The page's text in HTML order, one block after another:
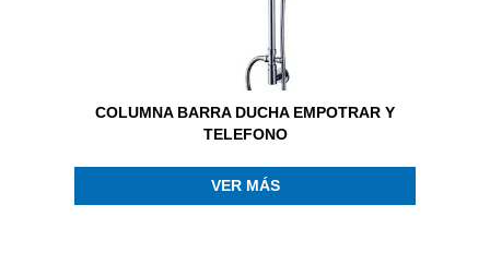
COLUMNA BARRA DUCHA EMPOTRAR Y
TELEFONO
VER MÁS